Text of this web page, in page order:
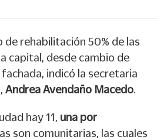
de rehabilitación 50% de las
capital, desde cambio de
indicó la secretaria
Andrea Avendaño Macedo.
hay 11, una por
son comunitarias, las cuales